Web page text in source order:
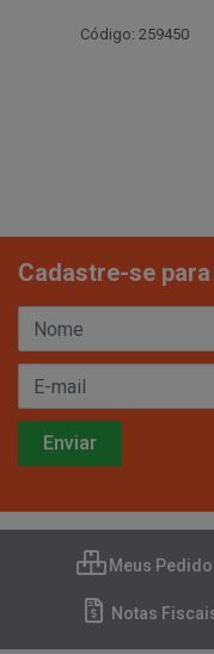
Código: 259450
Cadastre-se
Meus
Notas